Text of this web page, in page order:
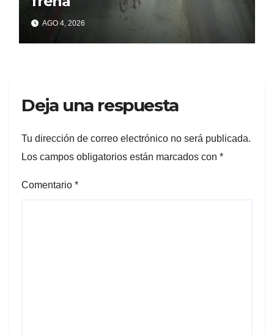
AGO 4, 2026
Deja una respuesta
Tu dirección de correo electrónico no será publicada.
Los campos obligatorios están marcados con *
Comentario *